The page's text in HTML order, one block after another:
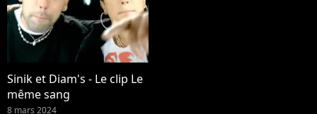
Sinik et Diam's - Le clip Le
même sang
8 mars 2024